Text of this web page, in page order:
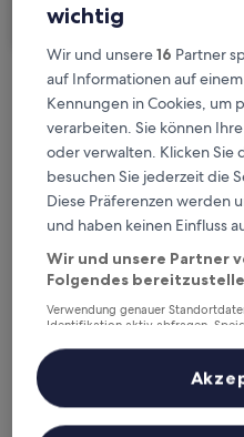
Kostenlose
Planänderungen
Verdiene Prämien
wahrgenommene
Mehr sparen mit
Überprüfe die Preise
Heute
6. Aug. - 7. Aug.
wichtig
Wir und unsere16 Partner
auf Informationen auf
Kennungen in Cookies, um
verarbeiten. Sie können
oder verwalten. Klicken Sie
besuchen Sie jederzeit die
Diese Präferenzen werden
und haben keinen Einfluss
Wir und unsere Partner
Folgendes
Verwendung genauer
Identifikation aktiv abfragen.
Inhalte, Messung von
Zielgruppenforschung sowie
Liste der Partner